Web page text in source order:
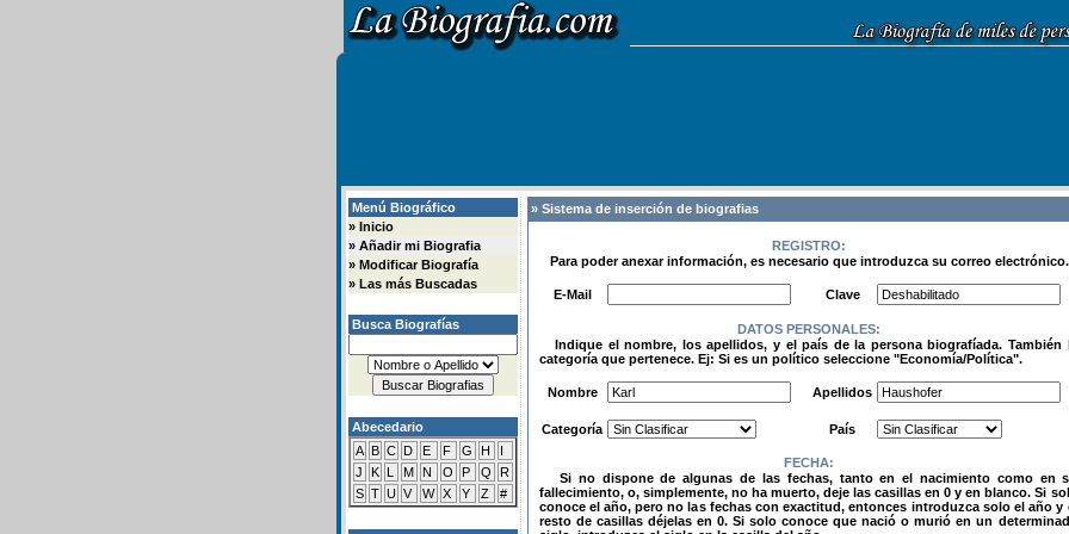
Menú Biográfico
» Inicio
» Añadir mi Biografia
» Modificar Biografía
» Las más Buscadas
Busca Biografías
Abecedario
A B C D E F G H
I
J
K L M N O P Q
R
S T U V W X Y Z #
» Sistema de inserción de biografias
REGISTRO:
Para poder anexar información, es necesario que introduzca su correo electrónico.
E-Mail
Clave
DATOS PERSONALES:
Indique el nombre, los apellidos, y el país de la persona biografíada. También
categoría que pertenece. Ej: Si es un político seleccione "Economía/Política".
Nombre
Apellidos
Categoría País
FECHA:
Si no dispone de algunas de las fechas, tanto en el nacimiento como en
fallecimiento, o, simplemente, no ha muerto, deje las casillas en 0 y en blanco. Si
conoce el año, pero no las fechas con exactitud, entonces introduzca solo el año y
resto de casillas déjelas en 0. Si solo conoce que nació o murió en un